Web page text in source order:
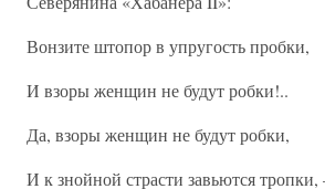
Вонзите штопор в упругость пробки,
И взоры женщин не будут робки!..
Да, взоры женщин не будут робки,
И к знойной страсти завьются